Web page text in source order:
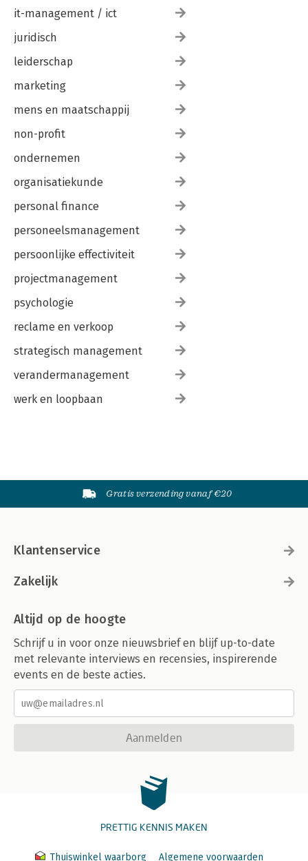
it-management / ict
juridisch
leiderschap
marketing
mens en maatschappij
non-profit
ondernemen
organisatiekunde
personal finance
personeelsmanagement
persoonlijke effectiviteit
projectmanagement
psychologie
reclame en verkoop
strategisch management
verandermanagement
werk en loopbaan
Gratis verzending vanaf €20
Klantenservice
Zakelijk
Altijd op de hoogte
Schrijf u in voor onze nieuwsbrief en blijf up-to-date
met relevante interviews en recensies, inspirerende
events en de beste acties.
Aanmelden
PRETTIG KENNIS MAKEN
Thuiswinkel waarborg Algemene voorwaarden